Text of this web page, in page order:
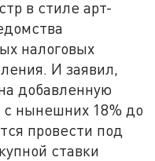
в стиле арт-
налоговых
И заявил,
добавленную
нынешних 18% до
провести под
ставки